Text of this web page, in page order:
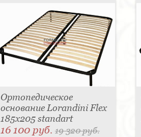
Ортопедическое
основание Lorandini Flex
185x205 standart
16 100 руб. 19 320 руб.